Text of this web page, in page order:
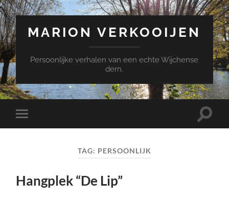
MARION VERKOOIJEN
Persoonlijke verhalen van een echte Wijchense
dern.
Toggle
mobiel
Toggle
TAG: PERSOONLIJK
Hangplek “De Lip”